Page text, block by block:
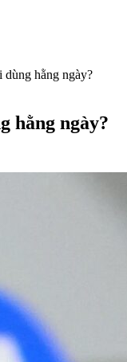
dùng hằng ngày?
hằng ngày?